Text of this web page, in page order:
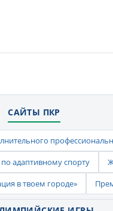
САЙТЫ ПКР
адаптивному спорту
в твоем городе»